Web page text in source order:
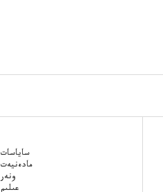
ساياسات
مادەنيەت
ونەر
عىلىم